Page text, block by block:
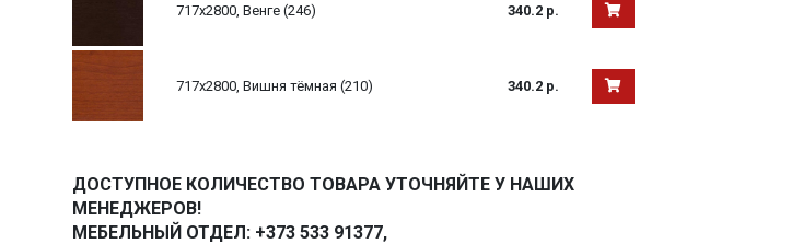
717х2800, Венге (246) 340.2 р.
717х2800, Вишня тёмная (210) 340.2 р.
ДОСТУПНОЕ КОЛИЧЕСТВО ТОВАРА УТОЧНЯЙТЕ У НАШИХ
МЕНЕДЖЕРОВ!
МЕБЕЛЬНЫЙ ОТДЕЛ: +373 533 91377,